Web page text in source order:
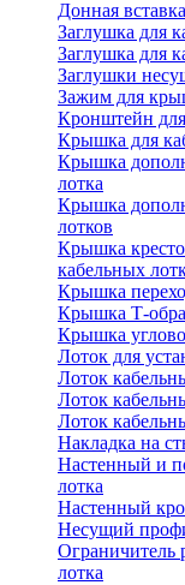
Донная
Заглушка для
Заглушка для
Заглушки
Зажим для
Кронштейн для
Крышка для
Крышка
лотка
Крышка
лотков
Крышка
кабельных
Крышка
Крышка Т-
Крышка
Лоток для
Лоток
Лоток
Лоток
Накладка на
Настенный и
лотка
Настенный
Несущий
Ограничитель
лотка